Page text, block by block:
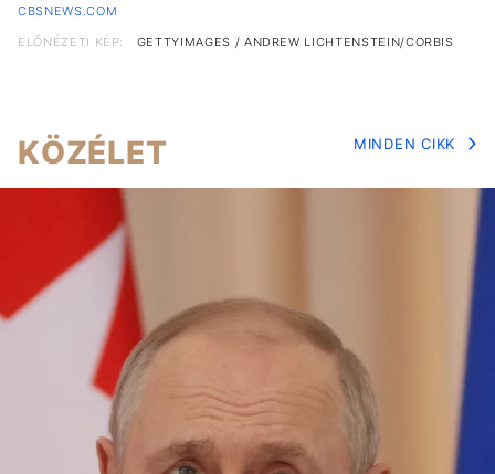
CBSNEWS.COM
ELŐNÉZETI KÉP:
GETTYIMAGES / ANDREW LICHTENSTEIN/CORBIS
KÖZÉLET MINDEN CIKK